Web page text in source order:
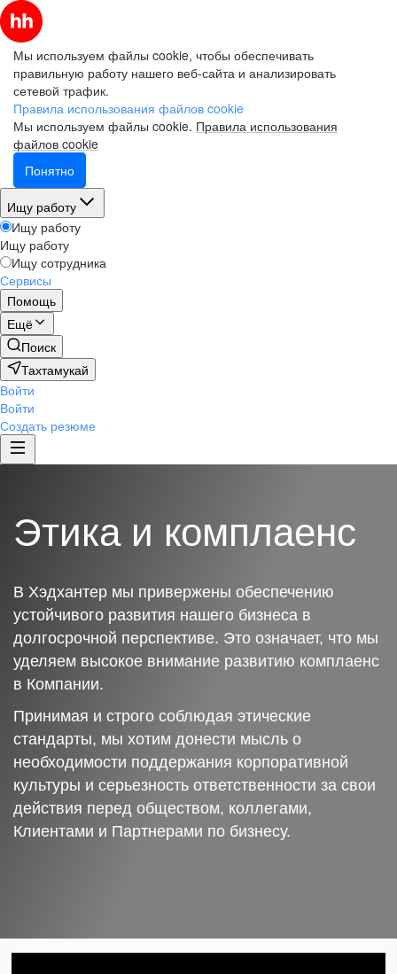
Мы используем файлы cookie, чтобы обеспечивать
правильную работу нашего веб-сайта и анализировать
сетевой трафик.
Правила использования файлов cookie
Мы используем файлы cookie. Правила использования
файлов cookie
Понятно
Ищу работу
Ищу работу
Ищу работу
Ищу сотрудника
Сервисы
Помощь
Ещё
Поиск
Тахтамукай
Войти
Войти
Создать резюме
Этика и комплаенс
В Хэдхантер мы привержены обеспечению
устойчивого развития нашего бизнеса в
долгосрочной перспективе. Это означает, что мы
уделяем высокое внимание развитию комплаенс
в Компании.
Принимая и строго соблюдая этические
стандарты, мы хотим донести мысль о
необходимости поддержания корпоративной
культуры и серьезность ответственности за свои
действия перед обществом, коллегами,
Клиентами и Партнерами по бизнесу.